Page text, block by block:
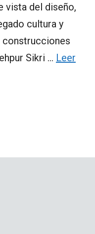
vista del diseño,
cultura y
construcciones
Sikri … Leer